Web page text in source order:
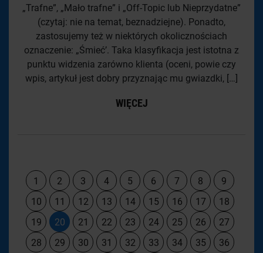
„Trafne”, „Mało trafne” i „Off-Topic lub Nieprzydatne”
(czytaj: nie na temat, beznadziejne). Ponadto,
zastosujemy też w niektórych okolicznościach
oznaczenie: „Śmieć’. Taka klasyfikacja jest istotna z
punktu widzenia zarówno klienta (oceni, powie czy
wpis, artykuł jest dobry przyznając mu gwiazdki, […]
WIĘCEJ
1 2 3 4 5 6 7 8
9
10
11 12 13 14 15 16 17
18
19
20 21 22 23 24 25 26
27
28
29 30 31 32 33 34 35
36